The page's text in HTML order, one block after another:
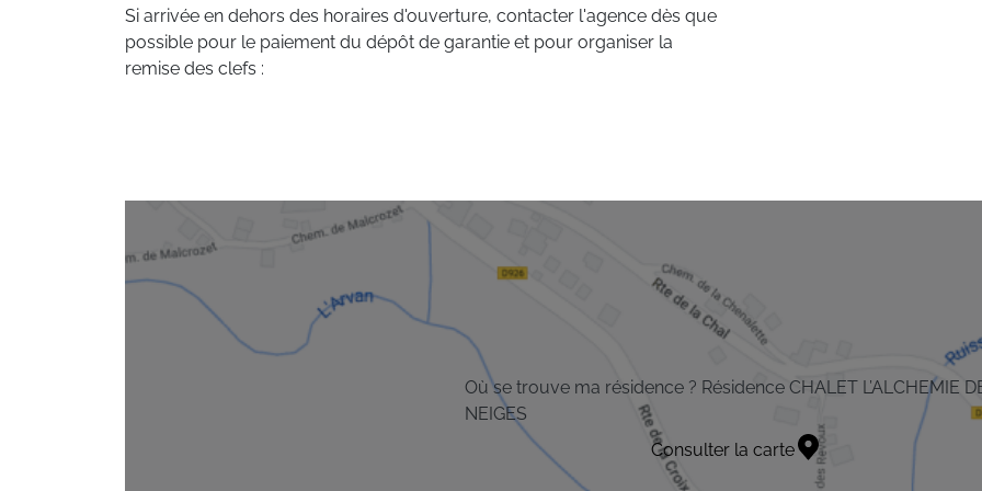
Si arrivée en dehors des horaires d'ouverture, contacter l'agence dès que
possible pour le paiement du dépôt de garantie et pour organiser la
remise des clefs :
Où se trouve ma résidence ? Résidence CHALET L’ALCHEMIE
NEIGES
Consulter la carte